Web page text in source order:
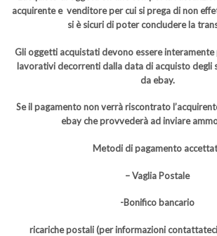
acquirente e venditore per cui si prega di non
si è sicuri di poter concludere la
Gli oggetti acquistati devono essere
lavorativi decorrenti dalla data di acquisto degli
da ebay.
Se il pagamento non verrà riscontrato
ebay che provvederà ad inviare
Metodi di pagamento
– Vaglia Postale
-Bonifico bancario
ricariche postali (per informazioni